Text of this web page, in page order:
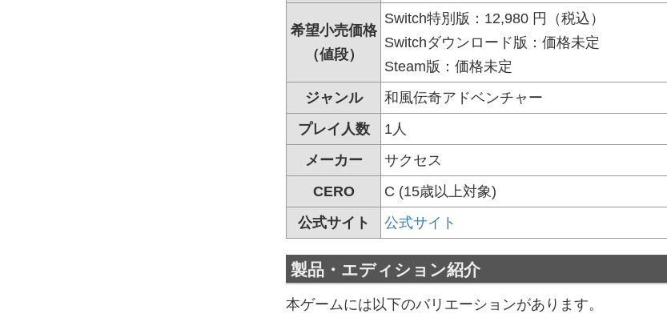
希望小売価格
（値段）
Switch特別版：12,980 円（税込）
Switchダウンロード版：価格未定
Steam版：価格未定
ジャンル
和風伝奇アドベンチャー
プレイ人数
1人
メーカー
サクセス
CERO
C (15歳以上対象)
公式サイト
公式サイト
製品・エディション紹介
本ゲームには以下のバリエーションがあります。